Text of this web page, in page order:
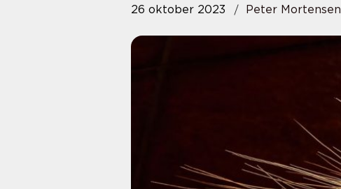
26 oktober 2023 Peter Mortensen